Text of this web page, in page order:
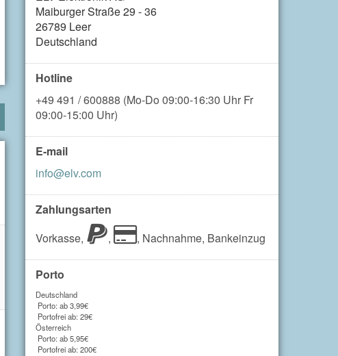
Maiburger Straße 29 - 36
26789 Leer
Deutschland
Hotline
+49 491 / 600888 (Mo-Do 09:00-16:30 Uhr Fr
09:00-15:00 Uhr)
E-mail
info@elv.com
Zahlungsarten
Vorkasse,
, , Nachnahme, Bankeinzug
Porto
Deutschland
Porto: ab 3,99€
Portofrei ab: 29€
Österreich
Porto: ab 5,95€
Portofrei ab: 200€